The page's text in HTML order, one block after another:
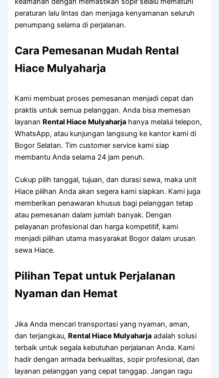
peraturan lalu lintas dan menjaga kenyamanan seluruh
penumpang selama di perjalanan.
Cara Pemesanan Mudah Rental
Hiace Mulyaharja
Kami membuat proses pemesanan menjadi cepat dan
praktis untuk semua pelanggan. Anda bisa memesan
layanan Rental Hiace Mulyaharja hanya melalui telepon,
WhatsApp, atau kunjungan langsung ke kantor kami di
Bogor Selatan. Tim customer service kami siap
membantu Anda selama 24 jam penuh.
Cukup pilih tanggal, tujuan, dan durasi sewa, maka unit
Hiace pilihan Anda akan segera kami siapkan. Kami juga
memberikan penawaran khusus bagi pelanggan tetap
atau pemesanan dalam jumlah banyak. Dengan
pelayanan profesional dan harga kompetitif, kami
menjadi pilihan utama masyarakat Bogor dalam urusan
sewa Hiace.
Pilihan Tepat untuk Perjalanan
Nyaman dan Hemat
Jika Anda mencari transportasi yang nyaman, aman,
dan terjangkau, Rental Hiace Mulyaharja adalah solusi
terbaik untuk segala kebutuhan perjalanan Anda. Kami
hadir dengan armada berkualitas, sopir profesional, dan
layanan pelanggan yang cepat tanggap. Jangan ragu